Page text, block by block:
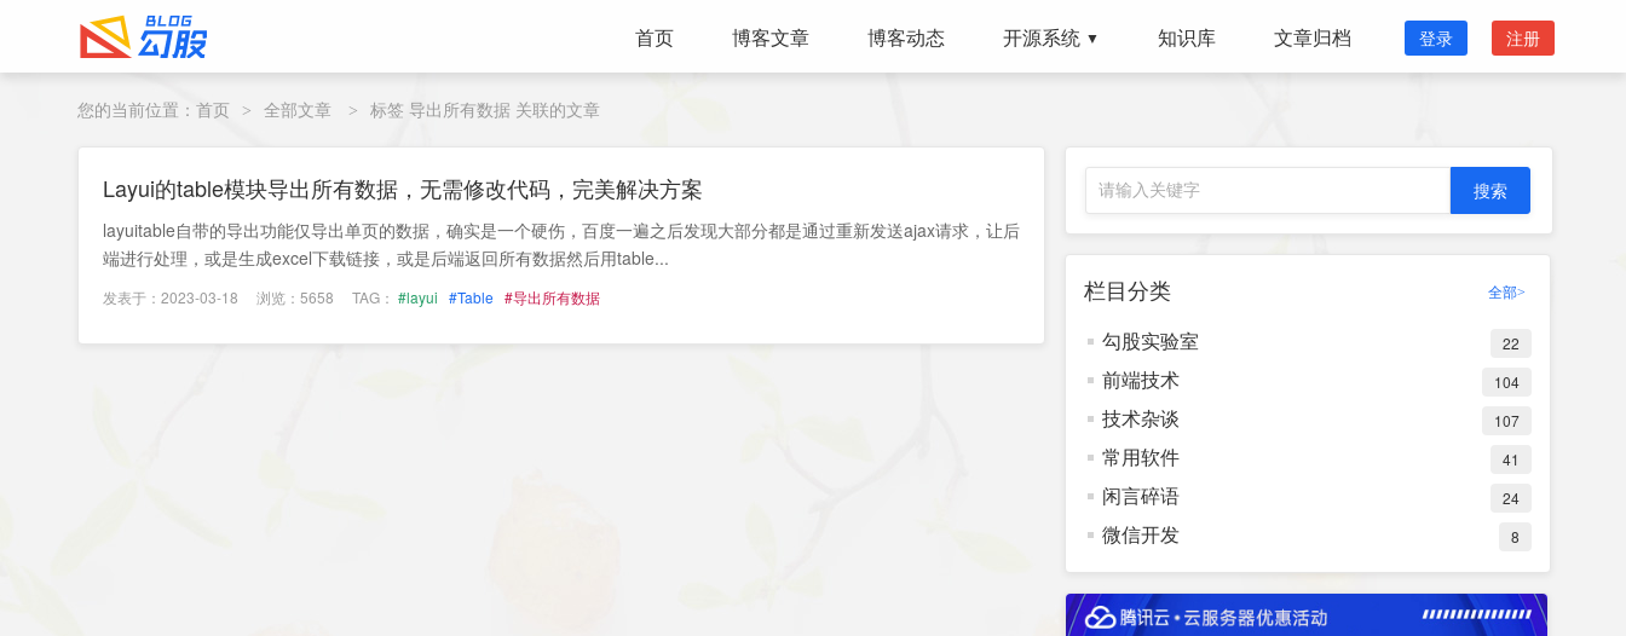
首页 博客文章 博客动态 开源系统 ▼ 知识库 文章归档 登录 注册
您的当前位置： 首页 > 全部文章 > 标签 导出所有数据 关联的文章
Layui的table模块导出所有数据，无需修改代码，完美解决方案
layuitable自带的导出功能仅导出单页的数据，确实是一个硬伤，百度一遍之后发现大部分都是通过重新发送ajax请求，让后
端进行处理，或是生成excel下载链接，或是后端返回所有数据然后用table...
发表于：2023-03-18 浏览：5658 TAG： #layui #Table #导出所有数据 栏目分类 全部>
勾股实验室 22
前端技术 104
技术杂谈 107
常用软件 41
闲言碎语 24
微信开发 8